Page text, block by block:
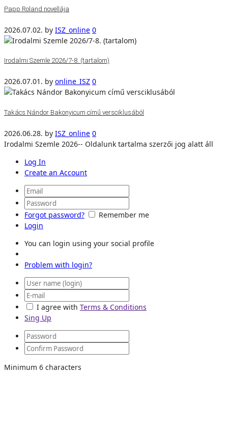
Papp Roland novellája
2026.07.02. by ISZ_online 0
Irodalmi Szemle 2026/7-8. (tartalom)
2026.07.01. by online_ISZ 0
Takács Nándor Bakonyicum című versciklusából
2026.06.28. by ISZ_online 0
Irodalmi Szemle 2026-- Oldalunk tartalma szerzői jog alatt áll
Log In
Create an Account
Forgot password?
Remember me
Login
You can login using your social profile
Problem with login?
I agree with Terms & Conditions
Sing Up
Minimum 6 characters